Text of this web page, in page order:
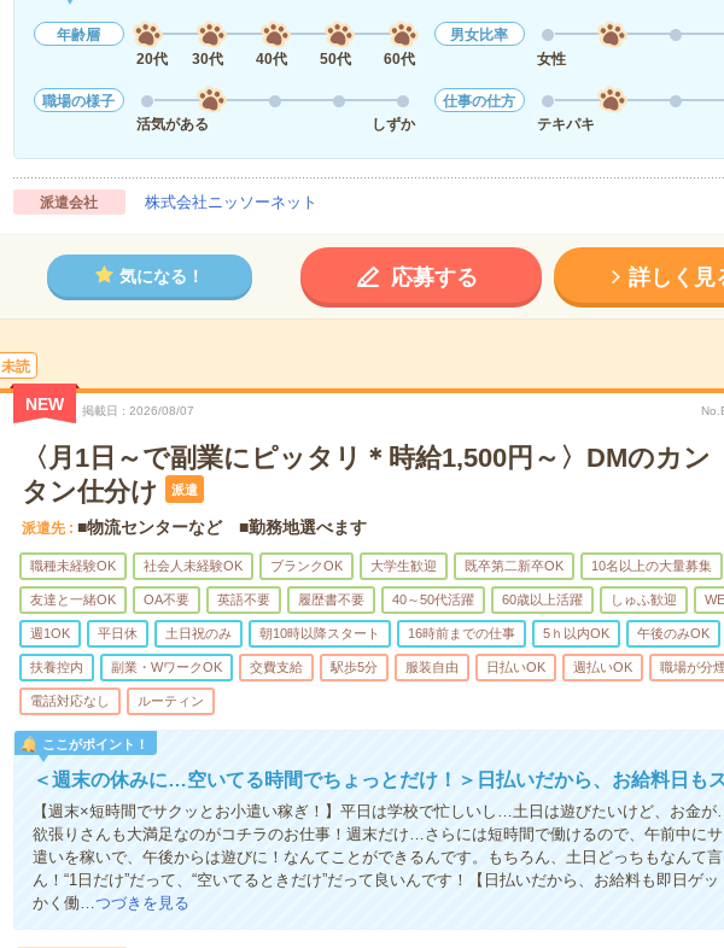
年齢層
20代
30代 40代 50代 60代
男女比率
女性
職場の様子
活気がある
しずか
仕事の仕方
テキパキ
派遣会社 株式会社ニッソーネット
気になる！ 応募する 詳しく見
未読
NEW 掲載日 2026/08/07
〈月1日～で副業にピッタリ＊時給1,500円～〉DMのカン
タン仕分け
派遣
派遣先 ■物流センターなど ■勤務地選べます
職種未経験OK 社会人未経験OK ブランクOK 大学生歓迎 既卒第二新卒OK 10名以上の大量募集
友達と一緒OK OA不要 英語不要 履歴書不要 40～50代活躍 60歳以上活躍 しゅふ歓迎
週1OK 平日休 土日祝のみ 朝10時以降スタート 16時前までの仕事 5ｈ以内OK 午後のみOK
扶養控内 副業・WワークOK 交費支給 駅歩5分 服装自由 日払いOK 週払いOK 職場が分
電話対応なし ルーティン
ここがポイント！
＜週末の休みに…空いてる時間でちょっとだけ！＞日払いだから、お給料日も
【週末×短時間でサクッとお小遣い稼ぎ！】平日は学校で忙しいし…土日は遊びたいけど、お金
欲張りさんも大満足なのがコチラのお仕事！週末だけ…さらには短時間で働けるので、午前中に
遣いを稼いで、午後からは遊びに！なんてことができるんです。もちろん、土日どっちもなんて
ん！“1日だけ”だって、“空いてるときだけ”だって良いんです！【日払いだから、お給料も即日ゲッ
かく働…つづきを見る